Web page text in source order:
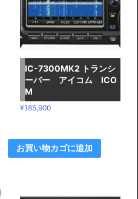
IC-7300MK2 トランシ
ーバー アイコム ICO
M
¥185,900
お買い物カゴに追加